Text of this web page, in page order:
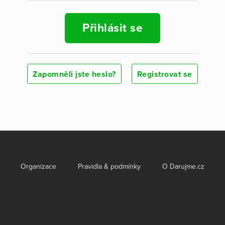
Přihlásit se
Zapomněli jste heslo? Registrovat se
Organizace Pravidla & podmínky O Darujme.cz